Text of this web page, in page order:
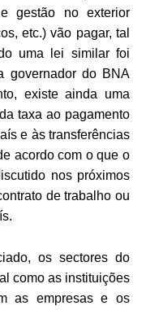
gestão no exterior
etc.) vão pagar, tal
uma lei similar foi
governador do BNA
existe ainda uma
taxa ao pagamento
e às transferências
acordo com o que o
nos próximos
de trabalho ou
os sectores do
como as instituições
as empresas e os